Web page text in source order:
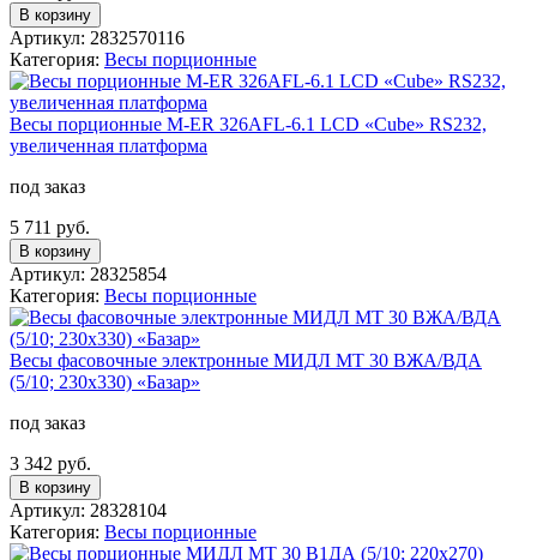
В корзину
Артикул: 2832570116
Категория: Весы порционные
Весы порционные M-ER 326AFL-6.1 LCD «Cube» RS232,
увеличенная платформа
под заказ
5 711 руб.
В корзину
Артикул: 28325854
Категория: Весы порционные
Весы фасовочные электронные МИДЛ МТ 30 ВЖА/ВДА
(5/10; 230x330) «Базар»
под заказ
3 342 руб.
В корзину
Артикул: 28328104
Категория: Весы порционные